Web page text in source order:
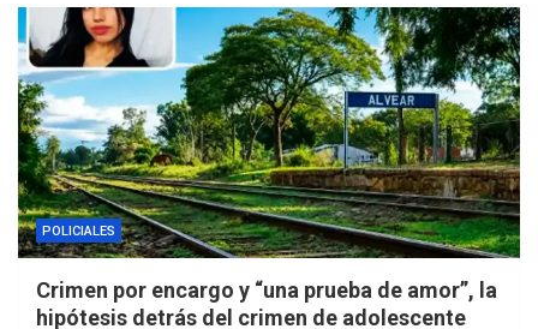
POLICIALES
Crimen por encargo y “una prueba de amor”, la
hipótesis detrás del crimen de adolescente